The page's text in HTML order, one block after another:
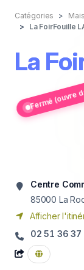
Catégories
La FoirFouille
La
Fermé (ouvre
Centre
85000 La
Afficher
02 51 36 37